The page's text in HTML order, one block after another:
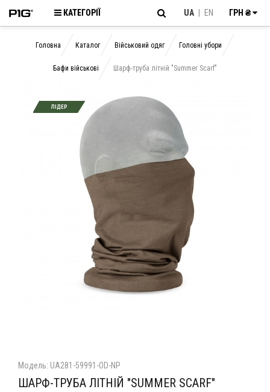
КАТЕГОРІЇ UA EN ГРН ₴
Головна Каталог Військовий одяг Головні убори
Бафи військові Шарф-труба літній "Summer Scarf"
ЛІДЕР
Модель: UA281-59991-OD-NP
ШАРФ-ТРУБА ЛІТНІЙ "SUMMER SCARF"